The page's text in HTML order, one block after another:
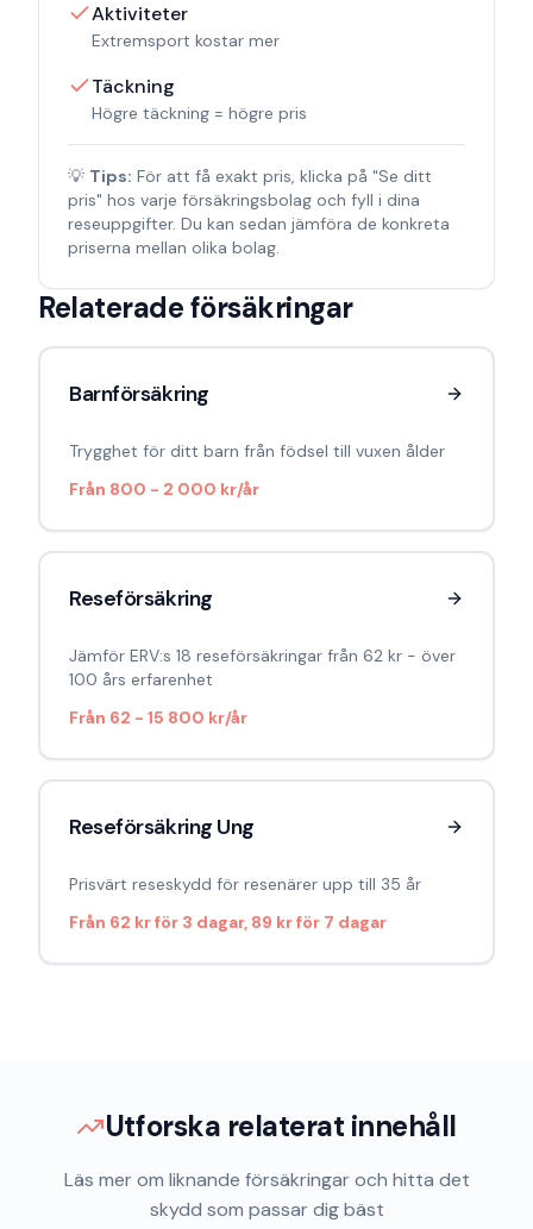
Aktiviteter
Extremsport kostar mer
Täckning
Högre täckning = högre pris
💡 Tips: För att få exakt pris, klicka på "Se ditt
pris" hos varje försäkringsbolag och fyll i dina
reseuppgifter. Du kan sedan jämföra de konkreta
priserna mellan olika bolag.
Relaterade försäkringar
Barnförsäkring
Trygghet för ditt barn från födsel till vuxen ålder
Från 800 - 2 000 kr/år
Reseförsäkring
Jämför ERV:s 18 reseförsäkringar från 62 kr - över
100 års erfarenhet
Från 62 - 15 800 kr/år
Reseförsäkring Ung
Prisvärt reseskydd för resenärer upp till 35 år
Från 62 kr för 3 dagar, 89 kr för 7 dagar
Utforska relaterat innehåll
Läs mer om liknande försäkringar och hitta det
skydd som passar dig bäst